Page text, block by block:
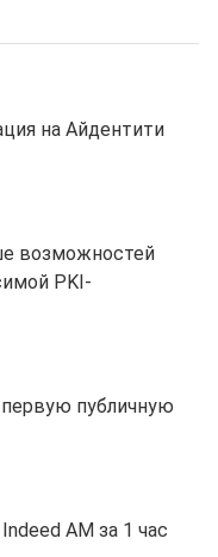
на Айдентити
возможностей
PKI-
публичную
AM за 1 час